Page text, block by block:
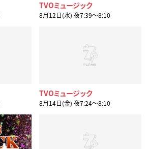
TVOミュージック
8月12日(水) 夜7:39〜8:10
TVOミュージック
8月14日(金) 夜7:24〜8:10